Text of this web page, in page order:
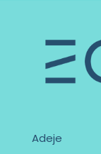
Adeje